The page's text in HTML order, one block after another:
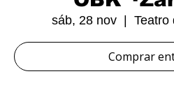
sáb, 28 nov Teatro
Comprar